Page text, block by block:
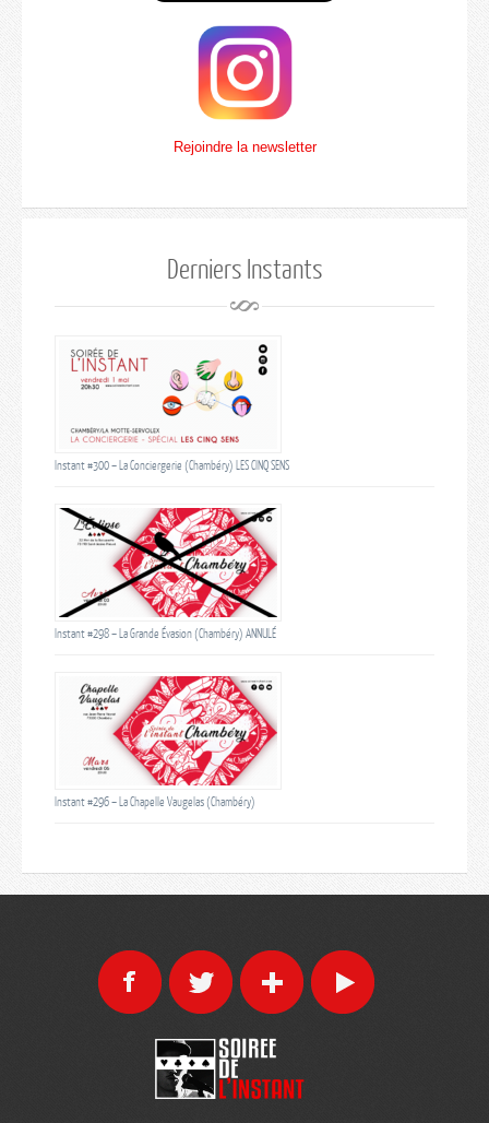
Rejoindre la newsletter
Derniers Instants
Instant #300 – La Conciergerie (Chambéry) LES CINQ SENS
Instant #298 – La Grande Évasion (Chambéry) ANNULÉ
Instant #296 – La Chapelle Vaugelas (Chambéry)